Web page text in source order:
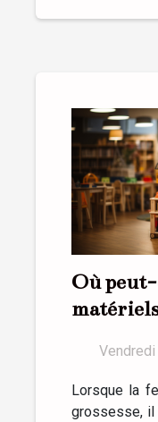
Où
Lorsque la
grossesse, il